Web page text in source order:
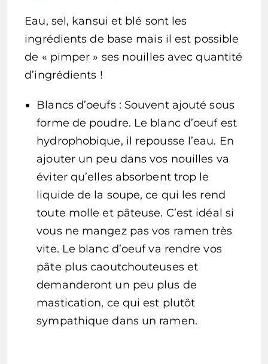
Eau, sel, kansui et blé sont les
ingrédients de base mais il est possible
de « pimper » ses nouilles avec quantité
d’ingrédients !
Blancs d’oeufs : Souvent ajouté sous
forme de poudre. Le blanc d’oeuf est
hydrophobique, il repousse l’eau. En
ajouter un peu dans vos nouilles va
éviter qu’elles absorbent trop le
liquide de la soupe, ce qui les rend
toute molle et pâteuse. C’est idéal si
vous ne mangez pas vos ramen très
vite. Le blanc d’oeuf va rendre vos
pâte plus caoutchouteuses et
demanderont un peu plus de
mastication, ce qui est plutôt
sympathique dans un ramen.